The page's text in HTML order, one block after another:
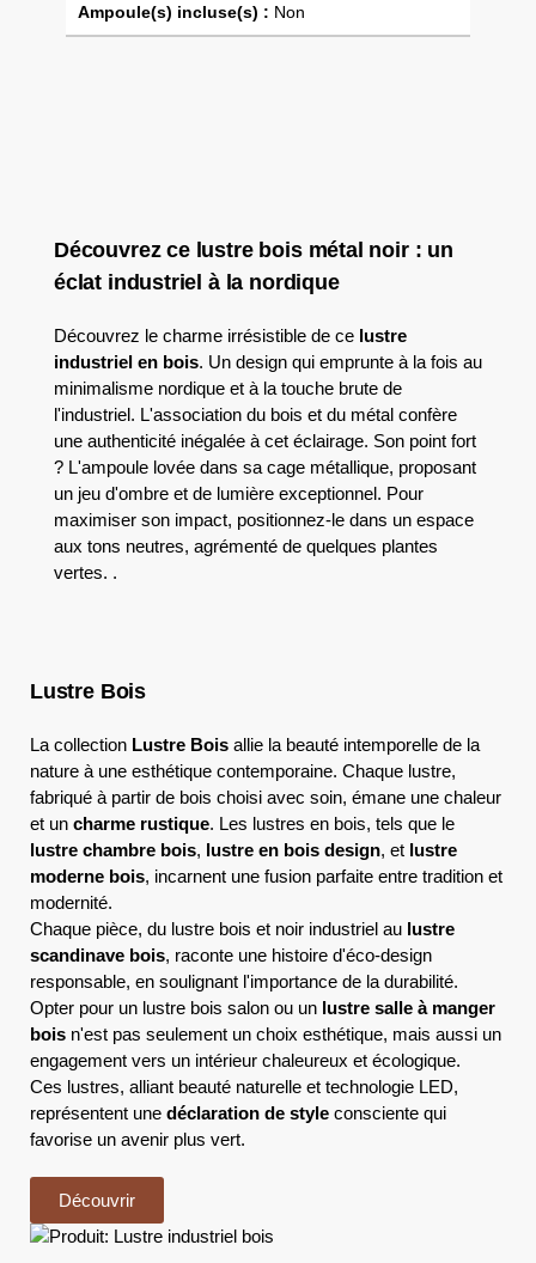
Ampoule(s) incluse(s) : Non
Découvrez ce lustre bois métal noir : un
éclat industriel à la nordique
Découvrez le charme irrésistible de ce lustre
industriel en bois. Un design qui emprunte à la fois au
minimalisme nordique et à la touche brute de
l'industriel. L'association du bois et du métal confère
une authenticité inégalée à cet éclairage. Son point fort
? L'ampoule lovée dans sa cage métallique, proposant
un jeu d'ombre et de lumière exceptionnel. Pour
maximiser son impact, positionnez-le dans un espace
aux tons neutres, agrémenté de quelques plantes
vertes. .
Lustre Bois
La collection Lustre Bois allie la beauté intemporelle de la
nature à une esthétique contemporaine. Chaque lustre,
fabriqué à partir de bois choisi avec soin, émane une chaleur
et un charme rustique. Les lustres en bois, tels que le
lustre chambre bois, lustre en bois design, et lustre
moderne bois, incarnent une fusion parfaite entre tradition et
modernité.
Chaque pièce, du lustre bois et noir industriel au lustre
scandinave bois, raconte une histoire d'éco-design
responsable, en soulignant l'importance de la durabilité.
Opter pour un lustre bois salon ou un lustre salle à manger
bois n'est pas seulement un choix esthétique, mais aussi un
engagement vers un intérieur chaleureux et écologique.
Ces lustres, alliant beauté naturelle et technologie LED,
représentent une déclaration de style consciente qui
favorise un avenir plus vert.
Découvrir